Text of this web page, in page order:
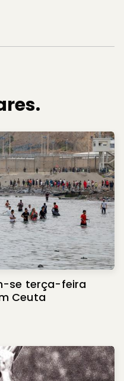
se terça-feira
Ceuta